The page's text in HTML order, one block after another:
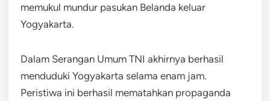
memukul mundur pasukan Belanda keluar
Yogyakarta.
Dalam Serangan Umum TNI akhirnya berhasil
menduduki Yogyakarta selama enam jam.
Peristiwa ini berhasil mematahkan propaganda